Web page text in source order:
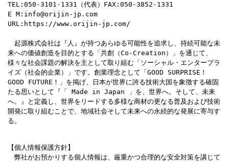
送
TEL:050-3101-1331（代表）FAX:050-3852-1331
E M:info@orijin-jp.com
URL:https://www.orijin-jp.com/
起源株式会社は『人』が持つあらゆる可能性を追求し、持続可能な未
来への価値創造を目的とする「共創（Co-Creation）」を通じて、
様々な社会課題の解決を主として取り組む「ソーシャル・エンタープラ
イズ（社会的企業）」です。創業理念として「GOOD SURPRISE！
GOOD FUTURE！」を掲げ、日本が世界に誇る技術大国を象徴する確固
たる思いとして『「 Made in Japan 」を、世界へ。そして、未来
へ。』と定義し、世界をリードする多様な商材の更なる普及および技術
開発に取り組むことで、地域社会そして未来への永続的な発展に寄与す
る。
【個人情報保護方針】
弊社がお預かりする個人情報は、厳重かつ合理的な安全対策を講じて